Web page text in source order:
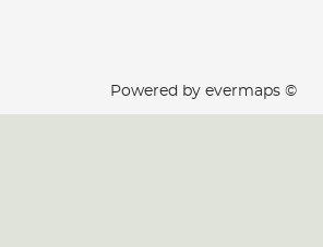
Powered by evermaps ©